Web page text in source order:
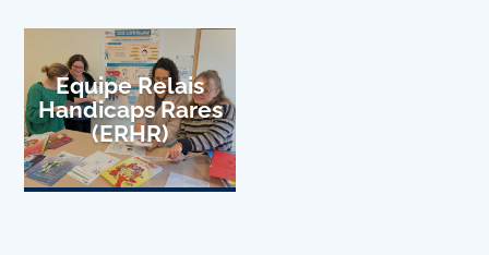
Equipe Relais
Handicaps Rares
(ERHR)